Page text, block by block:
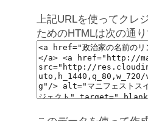
上記URLを使ってクレ
ためのHTMLは次の通り